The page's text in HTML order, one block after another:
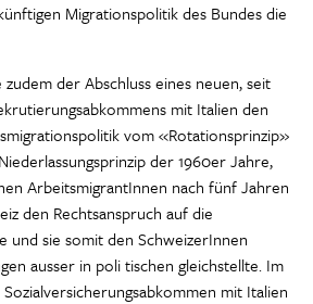
Migrationspolitik des Bundes die
der Abschluss eines neuen, seit
mit Italien den
vom «Rotationsprinzip»
der 1960er Jahre,
ArbeitsmigrantInnen nach fünf Jahren
den Rechtsanspruch auf die
und sie somit den SchweizerInnen
ausser in poli tischen gleichstellte. Im
mit Italien